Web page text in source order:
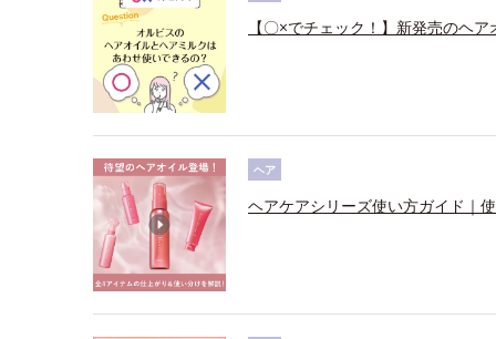
【〇×でチェック！】新発売のヘ
ヘア
ヘアケアシリーズ使い方ガイド｜